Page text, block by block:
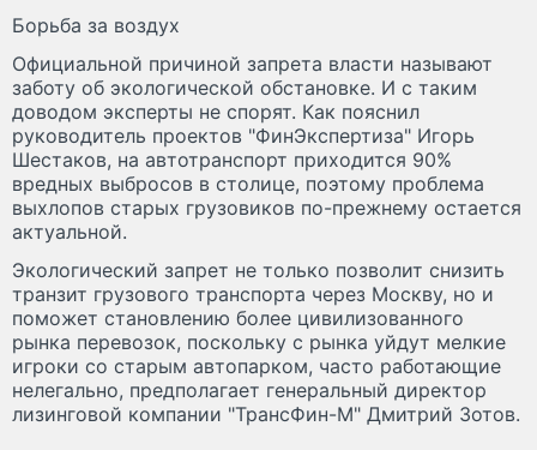
Борьба за воздух
Официальной причиной запрета власти называют
заботу об экологической обстановке. И с таким
доводом эксперты не спорят. Как пояснил
руководитель проектов "ФинЭкспертиза" Игорь
Шестаков, на автотранспорт приходится 90%
вредных выбросов в столице, поэтому проблема
выхлопов старых грузовиков по-прежнему остается
актуальной.
Экологический запрет не только позволит снизить
транзит грузового транспорта через Москву, но и
поможет становлению более цивилизованного
рынка перевозок, поскольку с рынка уйдут мелкие
игроки со старым автопарком, часто работающие
нелегально, предполагает генеральный директор
лизинговой компании "ТрансФин-М" Дмитрий Зотов.